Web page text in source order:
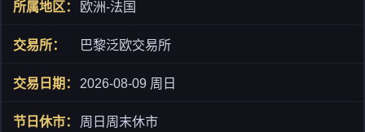
欧洲-法国
巴黎泛欧交易所
2026-08-09 周日
周日周末休市